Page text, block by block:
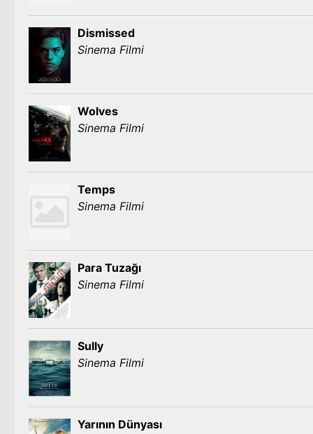
Dismissed
Sinema Filmi
Wolves
Sinema Filmi
Temps
Sinema Filmi
Para Tuzağı
Sinema Filmi
Sully
Sinema Filmi
Yarının Dünyası